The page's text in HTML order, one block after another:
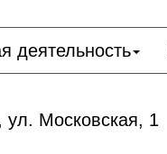
деятельность
ул. Московская, 1